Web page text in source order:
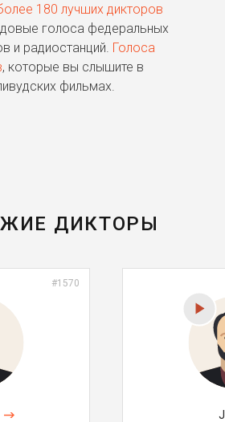
180 лучших дикторов
голоса федеральных
и радиостанций. Голоса
, которые вы слышите в
фильмах.
ДИКТОРЫ
#1570